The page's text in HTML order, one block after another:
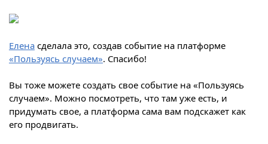
Еленасделала это, создав событие на платформе
«Пользуясь случаем». Спасибо!
Вы тоже можете создать свое событие на «Пользуясь
случаем». Можно посмотреть, что там уже есть, и
придумать свое, а платформа сама вам подскажет как
его продвигать.